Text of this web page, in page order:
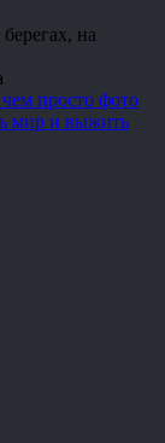
на
просто фото
мир и выжить